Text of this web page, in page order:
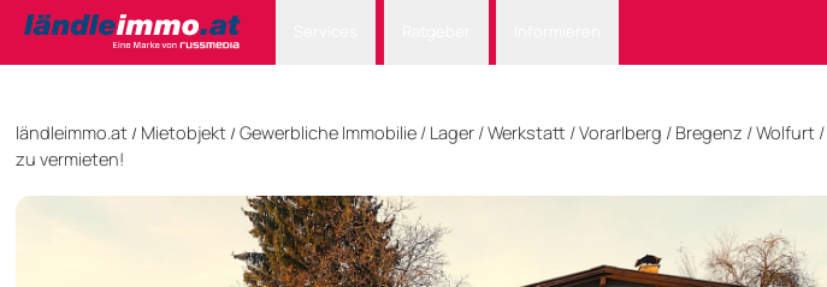
ländleimmo.at / Mietobjekt / Gewerbliche Immobilie / Lager / Werkstatt /Vorarlberg / Bregenz / Wolfurt /
zu vermieten!